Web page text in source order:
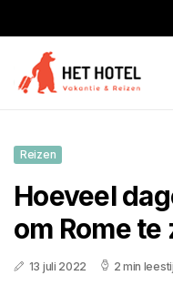
Reizen
Hoeveel
om Rome te
13 juli 2022 2 min